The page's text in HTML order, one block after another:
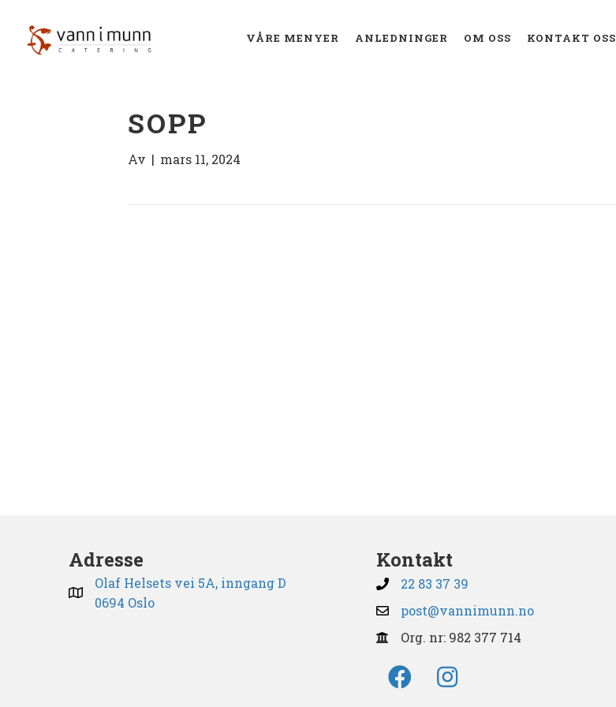
VÅRE MENYER ANLEDNINGER OM OSS KONTAKT OSS
SOPP
Av | mars 11, 2024
Adresse
Olaf Helsets vei 5A, inngang D
0694 Oslo
Kontakt
22 83 37 39
post@vannimunn.no
Org. nr: 982 377 714